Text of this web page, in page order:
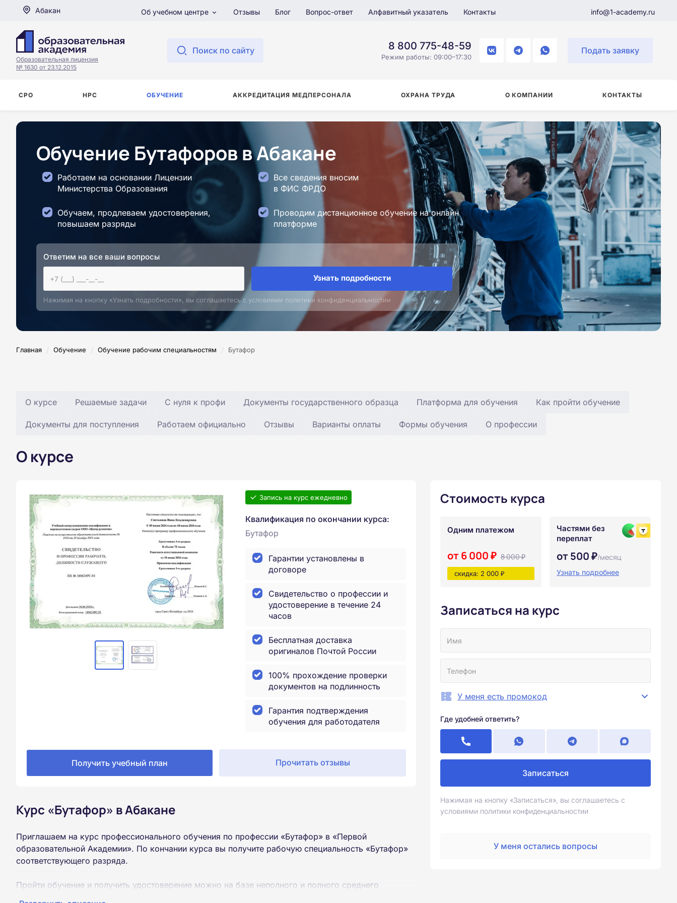
Абакан Об учебном центре Отзывы Блог Вопрос-ответ Алфавитный указатель Контакты info@1-academy.ru
Образовательная лицензия
№ 1630 от 23.12.2015
Поиск по сайту 8 800 775-48-59
Режим работы: 09:00–17:30
Подать заявку
СРО НРС ОБУЧЕНИЕ АККРЕДИТАЦИЯ МЕДПЕРСОНАЛА ОХРАНА ТРУДА О КОМПАНИИ КОНТАКТЫ
Обучение Бутафоров в Абакане
Работаем на основании Лицензии
Министерства Образования
Все сведения вносим
в ФИС ФРДО
Обучаем, продлеваем удостоверения,
повышаем разряды
Проводим дистанционное обучение на онлайн
платформе
Ответим на все ваши вопросы
Узнать подробности
Нажимая на кнопку «Узнать подробности», вы соглашаетесь с условиями политики конфиденциальностии
Главная / Обучение / Обучение рабочим специальностям / Бутафор
О курсе Решаемые задачи С нуля к профи Документы государственного образца Платформа для обучения Как пройти обучение
Документы для поступления Работаем официально Отзывы Варианты оплаты Формы обучения О профессии
О курсе
Запись на курс ежедневно
Квалификация по окончании курса:
Бутафор
Гарантии установлены в
договоре
Свидетельство о профессии и
удостоверение в течение 24
часов
Бесплатная доставка
оригиналов Почтой России
100% прохождение проверки
документов на подлинность
Гарантия подтверждения
обучения для работодателя
Получить учебный план Прочитать отзывы
Курс «Бутафор» в Абакане
Приглашаем на курс профессионального обучения по профессии «Бутафор» в «Первой
образовательной Академии». По кончании курса вы получите рабочую специальность «Бутафор»
соответствующего разряда.
Пройти обучение и получить удостоверение можно на базе неполного и полного среднего
Стоимость курса
Одним платежом
от 6 000 ₽ 8 000 ₽
скидка: 2 000 ₽
Частями без
переплат
от 500 ₽/месяц
Узнать подробнее
Записаться на курс
У меня есть промокод
Где удобней ответить?
Записаться
Нажимая на кнопку «Записаться», вы соглашаетесь с
условиями политики конфиденциальностии
У меня остались вопросы